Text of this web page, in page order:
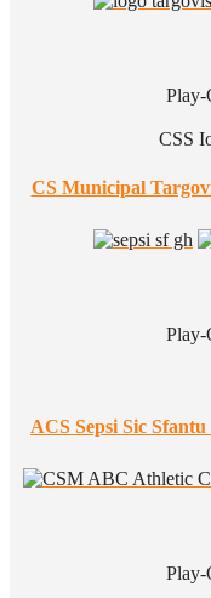
Play-
CSS
CS Municipal
Play-
ACS Sepsi Sic
Play-